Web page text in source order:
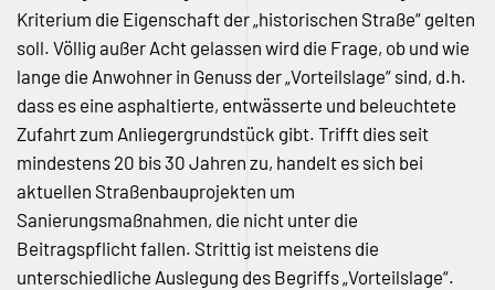
Kriterium die Eigenschaft der „historischen Straße“ gelten
soll. Völlig außer Acht gelassen wird die Frage, ob und wie
lange die Anwohner in Genuss der „Vorteilslage“ sind, d.h.
dass es eine asphaltierte, entwässerte und beleuchtete
Zufahrt zum Anliegergrundstück gibt. Trifft dies seit
mindestens 20 bis 30 Jahren zu, handelt es sich bei
aktuellen Straßenbauprojekten um
Sanierungsmaßnahmen, die nicht unter die
Beitragspflicht fallen. Strittig ist meistens die
unterschiedliche Auslegung des Begriffs „Vorteilslage“.